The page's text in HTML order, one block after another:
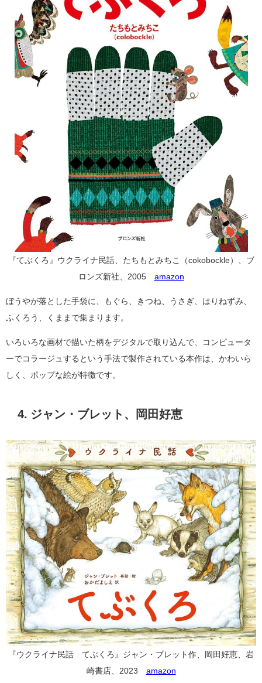
『てぶくろ』ウクライナ民話、たちもとみちこ（cokobockle）、ブ
ロンズ新社、2005 amazon
ぼうやが落とした手袋に、もぐら、きつね、うさぎ、はりねずみ、
ふくろう、くままで集まります。
いろいろな画材で描いた柄をデジタルで取り込んで、コンピュータ
ーでコラージュするという手法で製作されている本作は、かわいら
しく、ポップな絵が特徴です。
4. ジャン・ブレット、岡田好恵
『ウクライナ民話 てぶくろ』ジャン・ブレット作、岡田好恵、岩
崎書店、2023 amazon